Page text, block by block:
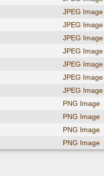
JPEG Image
JPEG Image
JPEG Image
JPEG Image
JPEG Image
JPEG Image
JPEG Image
PNG Image
PNG Image
PNG Image
PNG Image